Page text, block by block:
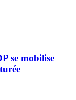
se mobilise